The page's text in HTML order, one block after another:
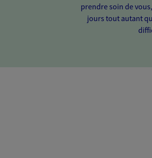
prendre soin de
jours tout autant